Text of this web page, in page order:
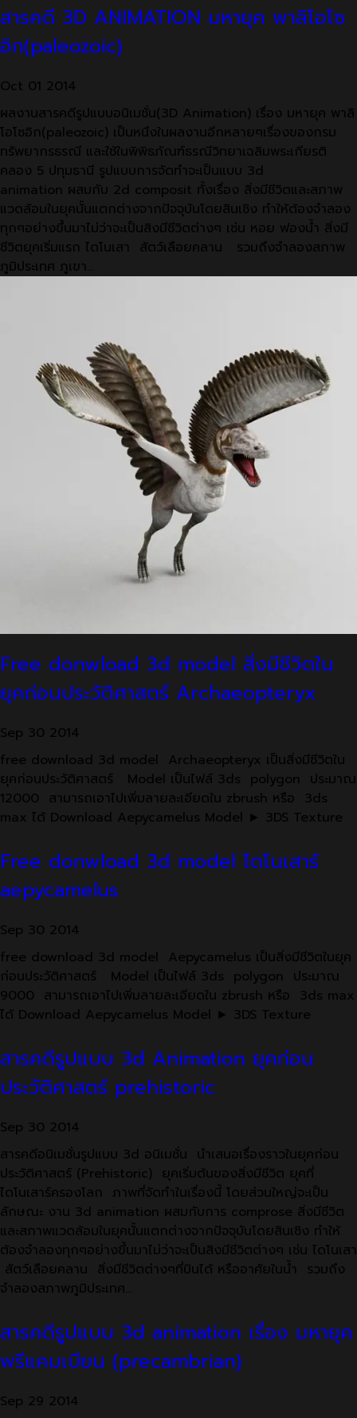
สารคดี 3D ANIMATION มหายุค พาลิโอโซ
อิก(paleozoic)
Oct 01 2014
ผลงานสารคดีรูปแบบอนิเมชั่น(3D Animation) เรื่อง มหายุค พาลิ
โอโซอิก(paleozoic) เป็นหนึงในผลงานอีกหลายๆเรื่องของกรม
ทรัพยากรธรณี และใช้ในพิพิธภัณฑ์ธรณีวิทยาเฉลิมพระเกียรติ
คลอง 5 ปทุมธานี รูปแบบการจัดทำจะเป็นแบบ 3d
animation ผสมกับ 2d composit ทั้งเรื่อง สิ่งมีชีวิตและสภาพ
แวดล้อมในยุคนั้นแตกต่างจากปัจจุบันโดยสินเชิง ทำให้ต้องจำลอง
ทุกๆอย่างขึ้นมาไม่ว่าจะเป็นสิงมีชีวิตต่างๆ เช่น หอย ฟองน้ำ สิ่งมี
ชีวิตยุคเริ่มแรก ไดโนเสา สัตว์เลือยคลาน รวมถึงจำลองสภาพ
ภูมิประเทศ ภูเขา…
Free donwload 3d model สิ่งมีชีวิตใน
ยุคก่อนประวัติศาสตร์ Archaeopteryx
Sep 30 2014
free download 3d model Archaeopteryx เป็นสิ่งมีชีวิตใน
ยุคก่อนประวัติศาสตร์ Model เป็นไฟล์ 3ds polygon ประมาณ
12000 สามารถเอาไปเพิ่มลายละเอียดใน zbrush หรือ 3ds
max ได้ Download Aepycamelus Model ► 3DS Texture
Free donwload 3d model ไดโนเสาร์
aepycamelus
Sep 30 2014
free download 3d model Aepycamelus เป็นสิ่งมีชีวิตในยุค
ก่อนประวัติศาสตร์ Model เป็นไฟล์ 3ds polygon ประมาณ
9000 สามารถเอาไปเพิ่มลายละเอียดใน zbrush หรือ 3ds max
ได้ Download Aepycamelus Model ► 3DS Texture
สารคดีรูปแบบ 3d Animation ยุคก่อน
ประวัติศาสตร์ prehistoric
Sep 30 2014
สารคดีอนิเมชั่นรูปแบบ 3d อนิเมชั่น นำเสนอเรื่องราวในยุคก่อน
ประวัติศาสตร์ (Prehistoric) ยุคเริ่มต้นของสิ่งมีชีวิต ยุคที่
ไดโนเสาร์ครองโลก ภาพที่จัดทำในเรื่องนี้ โดยส่วนใหญ่จะเป็น
ลักษณะ งาน 3d animation ผสมกับการ comprose สิ่งมีชีวิต
และสภาพแวดล้อมในยุคนั้นแตกต่างจากปัจจุบันโดยสินเชิง ทำให้
ต้องจำลองทุกๆอย่างขึ้นมาไม่ว่าจะเป็นสิงมีชีวิตต่างๆ เช่น ไดโนเสา
สัตว์เลือยคลาน สิ่งมีชีวิตต่างๆที่บินได้ หรืออาศัยในน้ำ รวมถึง
จำลองสภาพภูมิประเทศ…
สารคดีรูปแบบ 3d animation เรื่อง มหายุค
พรีแคมเบียน (precambrian)
Sep 29 2014